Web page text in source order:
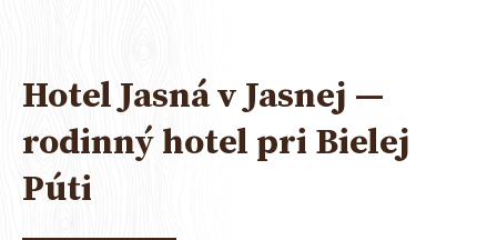
Hotel Jasná v Jasnej —
rodinný hotel pri Bielej
Púti